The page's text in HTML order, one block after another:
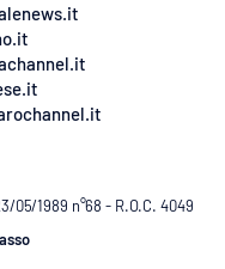
05/1989 n°68 - R.O.C. 4049